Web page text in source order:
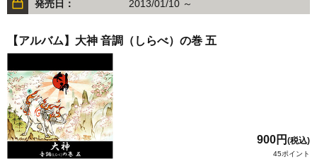
発売日： 2013/01/10 ～
【アルバム】大神 音調（しらべ）の巻 五
900円 (税込)
45ポイント